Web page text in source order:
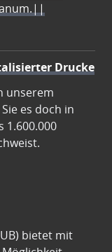
Drucke
unserem
es doch in
1.600.000
bietet mit